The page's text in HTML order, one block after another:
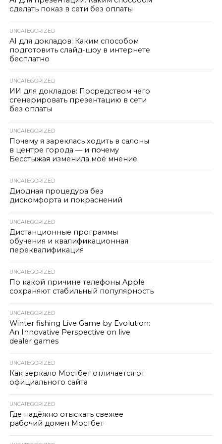
сделать показ в сети без оплаты
UNCATEGORIZED
AI для докладов: Каким способом
подготовить слайд-шоу в интернете
бесплатно
UNCATEGORIZED
ИИ для докладов: Посредством чего
сгенерировать презентацию в сети
без оплаты
UNCATEGORIZED
Почему я зареклась ходить в салоны
в центре города — и почему
Бесстыжая изменила моё мнение
UNCATEGORIZED
Диодная процедура без
дискомфорта и покраснений
UNCATEGORIZED
Дистанционные программы
обучения и квалификационная
переквалификация
UNCATEGORIZED
По какой причине телефоны Apple
сохраняют стабильный популярность
UNCATEGORIZED
Winter fishing Live Game by Evolution:
An Innovative Perspective on live
dealer games
UNCATEGORIZED
Как зеркало Мостбет отличается от
официального сайта
UNCATEGORIZED
Где надёжно отыскать свежее
рабочий домен Мостбет